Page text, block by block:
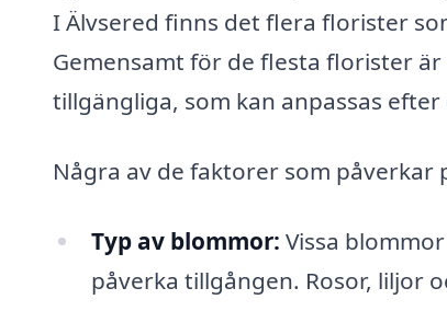
I Älvsered finns det flera florister
Gemensamt för de flesta florister
tillgängliga, som kan anpassas
Några av de faktorer som påverkar
Typ av blommor: Vissa
påverka tillgången. Rosor, liljor